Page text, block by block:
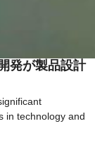
発が製品設計
in technology and